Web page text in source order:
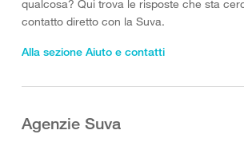
qualcosa? Qui trova le risposte che sta
contatto diretto con la Suva.
Alla sezione Aiuto e contatti
Agenzie Suva